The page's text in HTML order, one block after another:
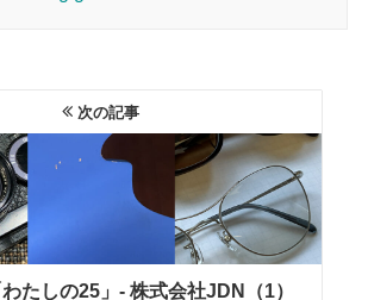
次の記事
たしの25」- 株式会社JDN（1）